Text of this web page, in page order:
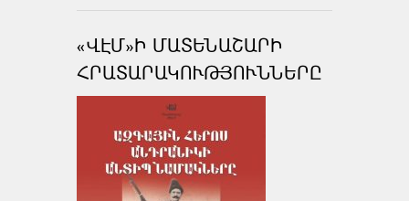
«ՎԷՄ»Ի ՄԱՏԵՆԱՇԱՐԻ
ՀՐԱՏԱՐԱԿՈՒԹՅՈՒՆՆԵՐԸ